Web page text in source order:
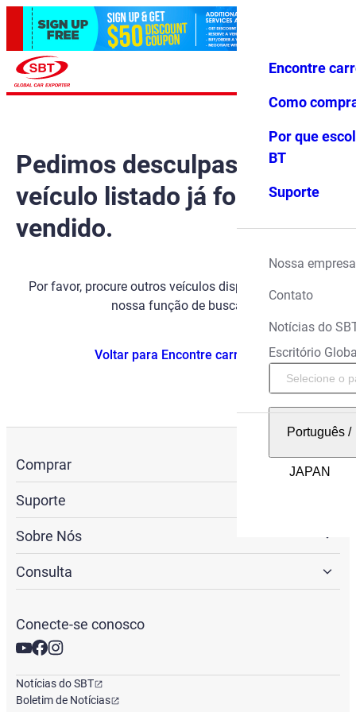
Favoritos Menu
Encontre
Como
Por que
BT
Suporte
Nossa empresa
Contato
Notícias do
Escritório
Português/
Pedimos desculpas, mas o
veículo listado já foi
vendido.
Por favor, procure outros veículos disponíveis usando
nossa função de busca.
Voltar para Encontre carros
Comprar
Suporte
Sobre Nós
Consulta
Conecte-se conosco
Notícias do SBT
Boletim de Notícias